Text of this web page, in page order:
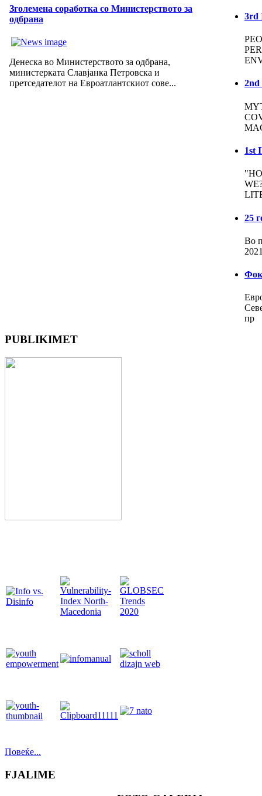
Зголемена соработка со Министерството за
одбрана
Денеска во Министерството за одбрана,
министерката Славјанка Петровска и
претседателот на Евроатлантскиот сове...
3rd
1st
25
Во
пр
PUBLIKIMET
Повеќе...
FJALIME